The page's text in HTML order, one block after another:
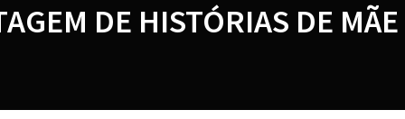
DE HISTÓRIAS DE